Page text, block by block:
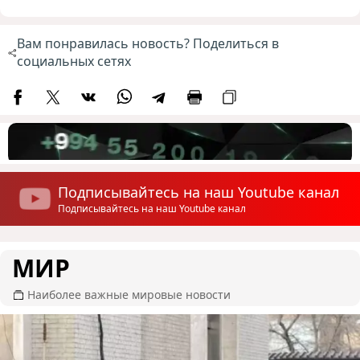
Вам понравилась новость? Поделиться в
социальных сетях
Подписывайтесь на наш Youtube канал
Подписывайтесь на наш Youtube канал
МИР
Наиболее важные мировые новости